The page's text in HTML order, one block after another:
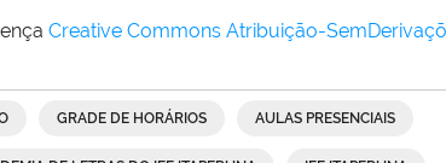
Creative Commons Atribuição-
GRADE DE HORÁRIOS AULAS PRESENCIAIS